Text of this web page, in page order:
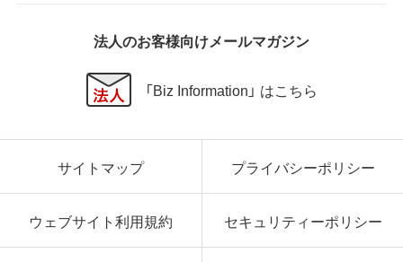
法人のお客様向けメールマガジン
「Biz Information」 はこちら
サイトマップ プライバシーポリシー
ウェブサイト利用規約 セキュリティーポリシー